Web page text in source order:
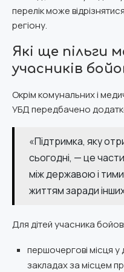
перелік може
регіону.
Які ще пільги
учасників
Окрім комунальних і
УБД передбачено
«Підтримка, яку
сьогодні, — це
між державою і
життям заради
Для дітей учасника
першочергові місця у
закладах за місцем